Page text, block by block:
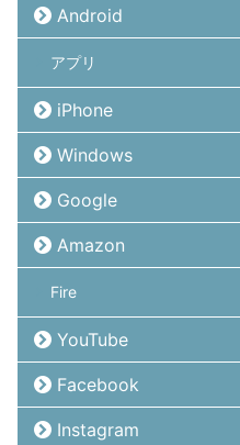
Android
アプリ
iPhone
Windows
Google
Amazon
Fire
YouTube
Facebook
Instagram